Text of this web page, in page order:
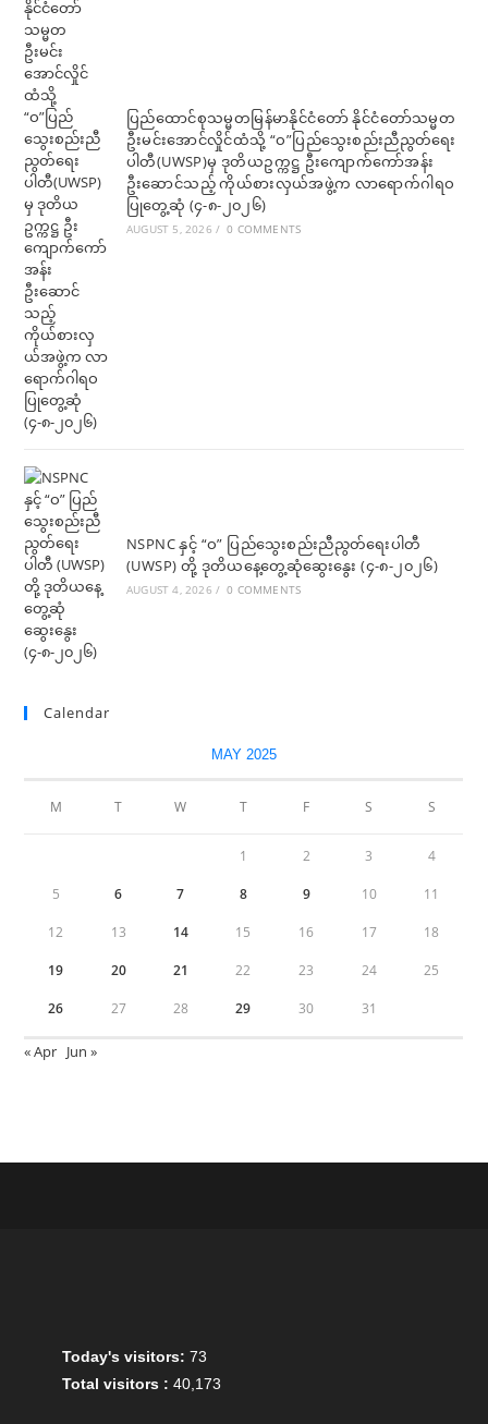
ပြည်ထောင်စုသမ္မတမြန်မာနိုင်ငံတော် နိုင်ငံတော်သမ္မတ
ဦးမင်းအောင်လှိုင်ထံသို့ “ဝ”ပြည်သွေးစည်းညီညွတ်ရေး
ပါတီ(UWSP)မှ ဒုတိယဥက္ကဋ္ဌ ဦးကျောက်ကော်အန်း
ဦးဆောင်သည့် ကိုယ်စားလှယ်အဖွဲ့က လာရောက်ဂါရဝ
ပြုတွေ့ဆုံ (၄-၈-၂၀၂၆)
AUGUST 5, 2026 / 0 COMMENTS
NSPNC နှင့် “ဝ” ပြည်သွေးစည်းညီညွတ်ရေးပါတီ
(UWSP) တို့ ဒုတိယနေ့တွေ့ဆုံဆွေးနွေး (၄-၈-၂၀၂၆)
AUGUST 4, 2026 / 0 COMMENTS
Calendar
MAY 2025
M T W T F S S
1 2 3 4
5 6 7 8 9 10 11
12 13 14 15 16 17 18
19 20 21 22 23 24 25
26 27 28 29 30 31
« Apr Jun »
Today's visitors:73
Total visitors :40,173